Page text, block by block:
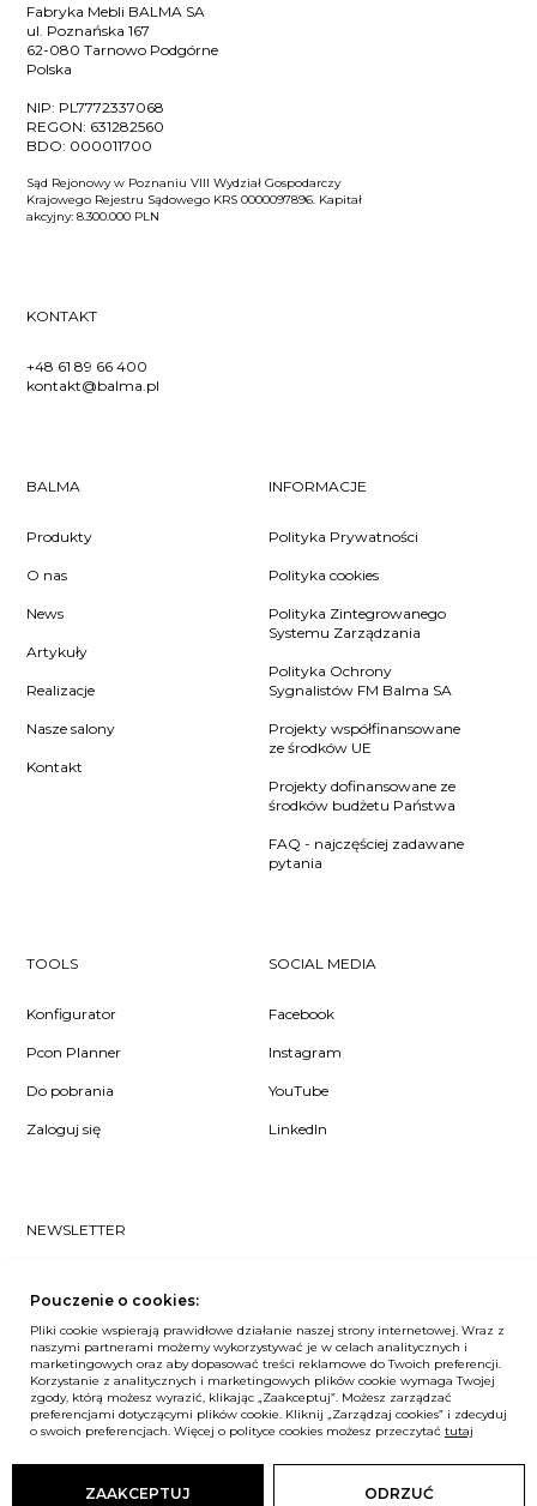
Fabryka Mebli BALMA SA
ul. Poznańska 167
62-080 Tarnowo Podgórne
Polska
NIP: PL7772337068
REGON: 631282560
BDO: 000011700
Sąd Rejonowy w Poznaniu VIII Wydział Gospodarczy
Krajowego Rejestru Sądowego KRS 0000097896. Kapitał
akcyjny: 8.300.000 PLN
KONTAKT
+48 61 89 66 400
kontakt@balma.pl
BALMA
Produkty
O nas
News
Artykuły
Realizacje
Nasze salony
Kontakt
INFORMACJE
Polityka Prywatności
Polityka cookies
Polityka Zintegrowanego
Systemu Zarządzania
Polityka Ochrony
Sygnalistów FM Balma SA
Projekty współfinansowane
ze środków UE
Projekty dofinansowane ze
środków budżetu Państwa
FAQ - najczęściej zadawane
pytania
TOOLS
Konfigurator
Pcon Planner
Do pobrania
Zaloguj się
SOCIAL MEDIA
Facebook
Instagram
YouTube
LinkedIn
NEWSLETTER
się do naszego #nospam newslettera!
ZAPISZ MNIE
Unia Europejska
Pouczenie o cookies:
Pliki cookie wspierają prawidłowe działanie naszej strony internetowej. Wraz z
naszymi partnerami możemy wykorzystywać je w celach analitycznych i
marketingowych oraz aby dopasować treści reklamowe do Twoich preferencji.
Korzystanie z analitycznych i marketingowych plików cookie wymaga Twojej
zgody, którą możesz wyrazić, klikając „Zaakceptuj”. Możesz zarządzać
preferencjami dotyczącymi plików cookie. Kliknij „Zarządzaj cookies” i zdecyduj
o swoich preferencjach. Więcej o polityce cookies możesz przeczytać tutaj
ZAAKCEPTUJ ODRZUĆ